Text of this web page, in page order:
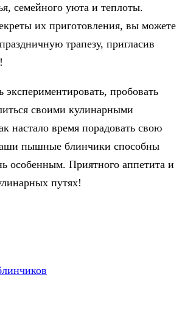
семейного уюта и теплоты.
их приготовления, вы можете
трапезу, пригласив
экспериментировать, пробовать
своими кулинарными
настало время порадовать свою
пышные блинчики способны
особенным. Приятного аппетита и
путях!